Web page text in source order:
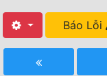
Free Báo Lỗi